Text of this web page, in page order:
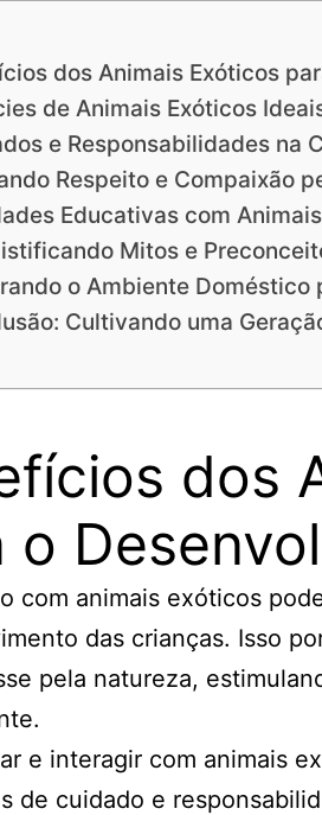
dos Animais Exóticos
de Animais Exóticos
e Responsabilidades na
Respeito e Compaixão
Educativas com
Mitos e
o Ambiente Doméstico
Cultivando uma
dos
o
com animais exóticos
das crianças. Isso
pela natureza,
e interagir com animais
de cuidado e